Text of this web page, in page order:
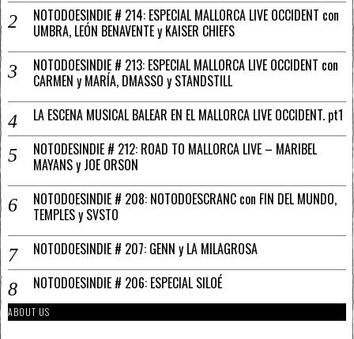
NOTODOESINDIE # 214: ESPECIAL MALLORCA LIVE OCCIDENT con
UMBRA, LEÓN BENAVENTE y KAISER CHIEFS
NOTODOESINDIE # 213: ESPECIAL MALLORCA LIVE OCCIDENT con
CARMEN y MARÍA, DMASSO y STANDSTILL
LA ESCENA MUSICAL BALEAR EN EL MALLORCA LIVE OCCIDENT. pt1
NOTODESINDIE # 212: ROAD TO MALLORCA LIVE – MARIBEL
MAYANS y JOE ORSON
NOTODOESINDIE # 208: NOTODOESCRANC con FIN DEL MUNDO,
TEMPLES y SVSTO
NOTODOESINDIE # 207: GENN y LA MILAGROSA
NOTODOESINDIE # 206: ESPECIAL SILOÉ
ABOUT US